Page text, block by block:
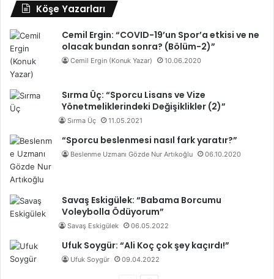
Köşe Yazarları
Cemil Ergin: “COVID-19’un Spor’a etkisi ve ne
olacak bundan sonra? (Bölüm-2)”
Cemil Ergin (Konuk Yazar) 10.06.2020
Sırma Üç: “Sporcu Lisans ve Vize
Yönetmeliklerindeki Değişiklikler (2)”
Sırma Üç 11.05.2021
“Sporcu beslenmesi nasıl fark yaratır?”
Beslenme Uzmanı Gözde Nur Artıkoğlu 06.10.2020
Savaş Eskigülek: “Babama Borcumu
Voleybolla Ödüyorum”
Savaş Eskigülek 06.05.2022
Ufuk Soygür: “Ali Koç çok şey kaçırdı!”
Ufuk Soygür 09.04.2022